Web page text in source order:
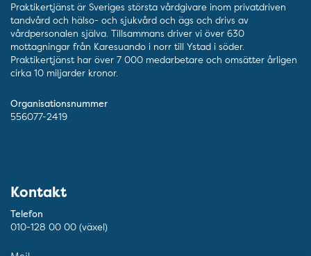
Praktikertjänst är Sveriges största vårdgivare inom privatdriven
tandvård och hälso- och sjukvård och ägs och drivs av
vårdpersonalen själva. Tillsammans driver vi över 630
mottagningar från Karesuando i norr till Ystad i söder.
Praktikertjänst har över 7 000 medarbetare och omsätter årligen
cirka 10 miljarder kronor.
Organisationsnummer
556077-2419
Kontakt
Telefon
010-128 00 00 (växel)